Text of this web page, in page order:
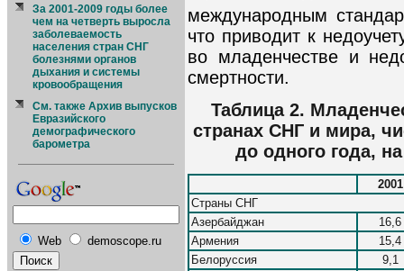
За 2001-2009 годы более
чем на четверть выросла
заболеваемость
населения стран СНГ
болезнями органов
дыхания и системы
кровообращения
См. также Архив выпусков
Евразийского
демографического
барометра
Web demoscope.ru
международным
что приводит к
во младенчестве и
смертности.
Таблица 2.
странах СНГ и мира,
до одного года,
2001
Страны СНГ
Азербайджан
16,6
Армения
15,4
Белоруссия
9,1